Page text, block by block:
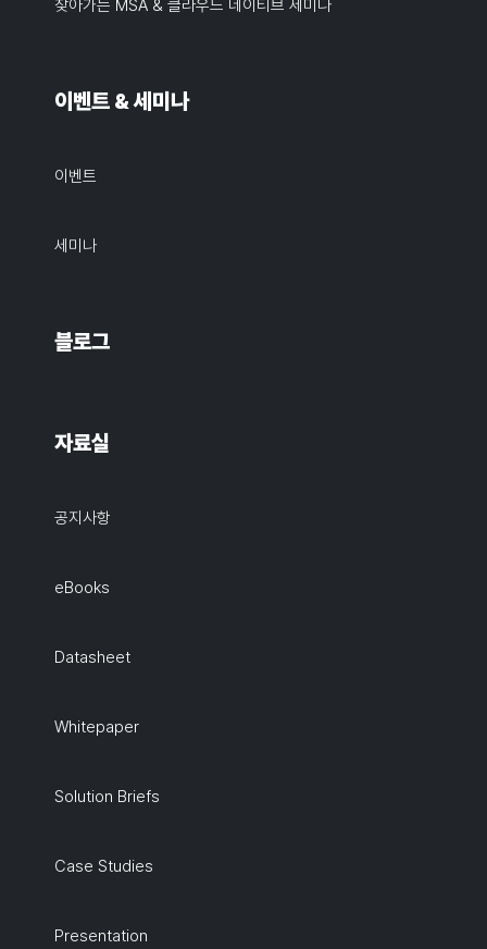
찾아가는 MSA & 클라우드 네이티브 세미나
이벤트 & 세미나
이벤트
세미나
블로그
자료실
공지사항
eBooks
Datasheet
Whitepaper
Solution Briefs
Case Studies
Presentation